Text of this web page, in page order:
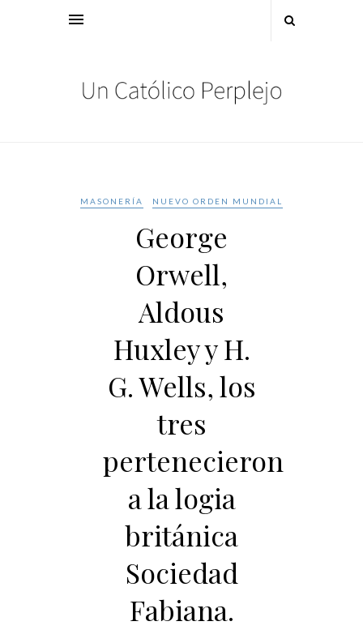
MASONERÍA NUEVO ORDEN MUNDIAL
George
Orwell,
Aldous
Huxley y H.
G. Wells, los
tres
pertenecieron
a la logia
británica
Sociedad
Fabiana.